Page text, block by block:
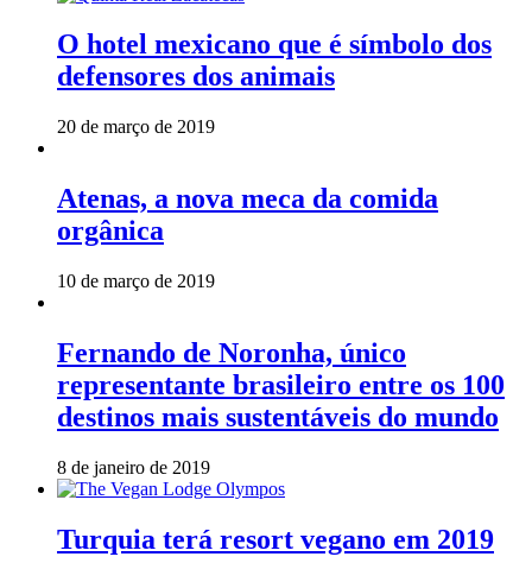
O hotel mexicano que é símbolo dos
defensores dos animais
20 de março de 2019
Atenas, a nova meca da comida
orgânica
10 de março de 2019
Fernando de Noronha, único
representante brasileiro entre os 100
destinos mais sustentáveis do mundo
8 de janeiro de 2019
Turquia terá resort vegano em 2019